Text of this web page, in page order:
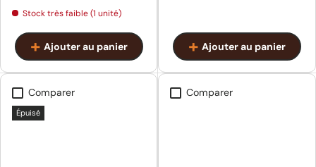
Stock très faible (1 unité)
Ajouter au panier Ajouter au panier
Comparer
Épuisé
Comparer